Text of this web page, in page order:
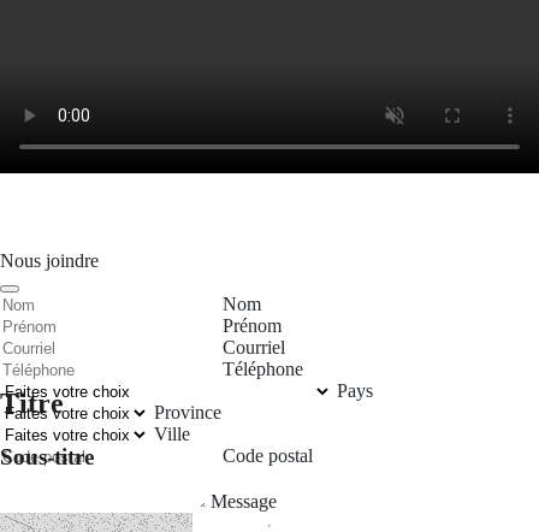
Titre
Sous-titre
Nous joindre
Nom
Prénom
Courriel
Téléphone
Pays
Province
Ville
Code postal
Message